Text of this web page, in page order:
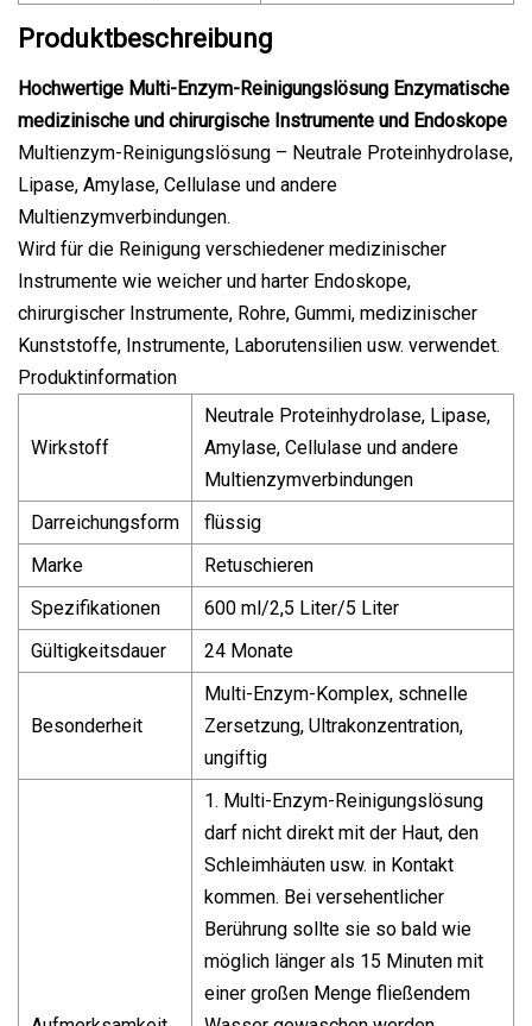
Produktbeschreibung
Hochwertige Multi-Enzym-Reinigungslösung Enzymatische
medizinische und chirurgische Instrumente und Endoskope
Multienzym-Reinigungslösung – Neutrale Proteinhydrolase,
Lipase, Amylase, Cellulase und andere
Multienzymverbindungen.
Wird für die Reinigung verschiedener medizinischer
Instrumente wie weicher und harter Endoskope,
chirurgischer Instrumente, Rohre, Gummi, medizinischer
Kunststoffe, Instrumente, Laborutensilien usw. verwendet.
Produktinformation
Wirkstoff
Neutrale Proteinhydrolase, Lipase,
Amylase, Cellulase und andere
Multienzymverbindungen
Darreichungsform
flüssig
Marke
Retuschieren
Spezifikationen
600 ml/2,5 Liter/5 Liter
Gültigkeitsdauer
24 Monate
Besonderheit
Multi-Enzym-Komplex, schnelle
Zersetzung, Ultrakonzentration,
ungiftig
1. Multi-Enzym-Reinigungslösung
darf nicht direkt mit der Haut, den
Schleimhäuten usw. in Kontakt
kommen. Bei versehentlicher
Berührung sollte sie so bald wie
möglich länger als 15 Minuten mit
einer großen Menge fließendem